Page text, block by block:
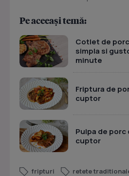
Pe aceeași temă:
Cotlet de
simpla si
minute
Friptura de
cuptor
Pulpa de porc
cuptor
fripturi retete